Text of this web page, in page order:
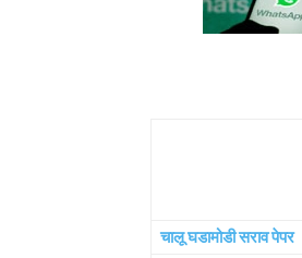
चालू घडामोडी सराव पेपर